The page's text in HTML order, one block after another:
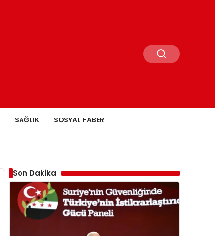
SAĞLIK SOSYAL HABER
Son Dakika